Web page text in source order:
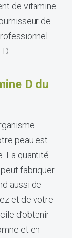
de vitamine
de
D du
peau est
La quantité
fabriquer
aussi de
et de votre
d’obtenir
et en